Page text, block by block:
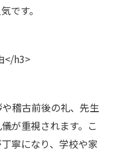
です。
</h3>
稽古前後の礼、先生
が重視されます。こ
寧になり、学校や家